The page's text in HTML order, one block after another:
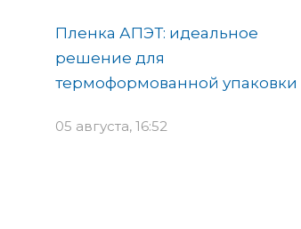
Пленка АПЭТ: идеальное
решение для
термоформованной упаковки
05 августа, 16:52